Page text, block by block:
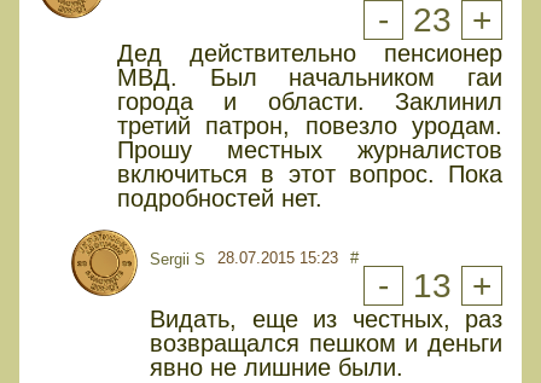
- 23 +
Дед действительно пенсионер
МВД. Был начальником гаи
города и области. Заклинил
третий патрон, повезло уродам.
Прошу местных журналистов
включиться в этот вопрос. Пока
подробностей нет.
Sergii S 28.07.2015 15:23 #
- 13 +
Видать, еще из честных, раз
возвращался пешком и деньги
явно не лишние были.